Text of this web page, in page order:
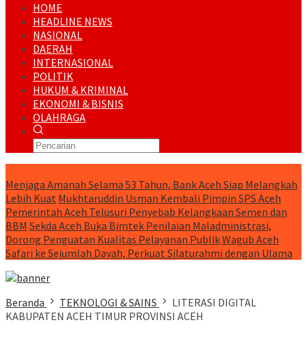
HOME
HEADLINE NEWS
NASIONAL
DAERAH
INTERNASIONAL
POLITIK
HUKUM & KRIMINAL
EKONOMI & BISNIS
OLAHRAGA
Menjaga Amanah Selama 53 Tahun, Bank Aceh Siap Melangkah
Lebih Kuat Mukhtaruddin Usman Kembali Pimpin SPS Aceh
Pemerintah Aceh Telusuri Penyebab Kelangkaan Semen dan
BBM Sekda Aceh Buka Bimtek Penilaian Maladministrasi,
Dorong Penguatan Kualitas Pelayanan PublikWagub Aceh
Safari ke Sejumlah Dayah, Perkuat Silaturahmi dengan Ulama
Beranda TEKNOLOGI & SAINS
LITERASI DIGITAL
KABUPATEN ACEH TIMUR PROVINSI ACEH